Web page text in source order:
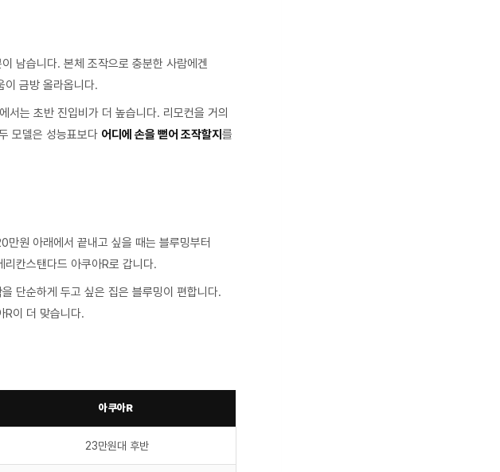
남습니다. 본체 조작으로 충분한 사람에겐
이 금방 올라옵니다.
서는 초반 진입비가 더 높습니다. 리모컨을 거의
모델은 성능표보다 어디에 손을 뻗어 조작할지 를
원 아래에서 끝내고 싶을 때는 블루밍부터
칸스탠다드 아쿠아R로 갑니다.
단순하게 두고 싶은 집은 블루밍이 편합니다.
R이 더 맞습니다.
아쿠아R
23만원대 후반